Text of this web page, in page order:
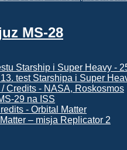
MS-28
test Starshipa i Super
29 na ISS
– misja Replicator 2